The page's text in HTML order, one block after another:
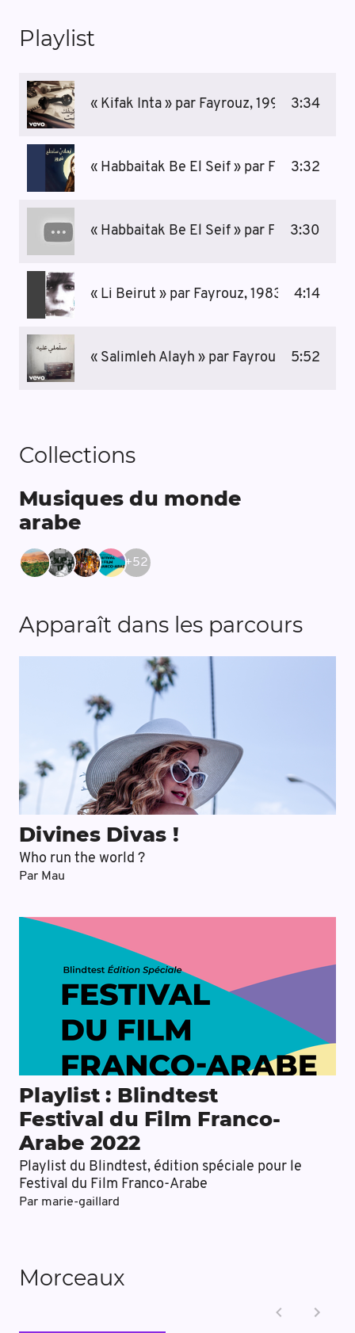
Playlist
« Kifak Inta » par Fayrouz, 1991 3:34
« Habbaitak Be El Seif » par Fayrouz
3:32
« Habbaitak Be El Seif » par Fayrouz, live
3:30
« Li Beirut » par Fayrouz, 1983 4:14
« Salimleh Alayh » par Fayrouz 5:52
Collections
Musiques du monde
arabe
+52
Apparaît dans les parcours
Divines Divas !
Who run the world ?
Par Mau
Playlist : Blindtest
Festival du Film Franco-
Arabe 2022
Playlist du Blindtest, édition spéciale pour le
Festival du Film Franco-Arabe
Par marie-gaillard
Morceaux